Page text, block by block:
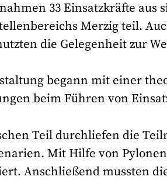
33 Einsatzkräfte aus
Merzig teil.
die Gelegenheit zur
begann mit einer
beim Führen von
Teil durchliefen die
Mit Hilfe von
Anschließend mussten